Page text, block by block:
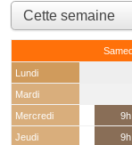
Lundi
Mardi
Mercredi
Jeudi